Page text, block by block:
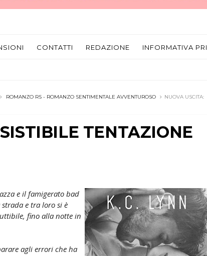
CONTATTI REDAZIONE INFORMATIVA
ROMANZO RS - ROMANZO SENTIMENTALE AVVENTUROSO
NUOVA USCITA:
TENTAZIONE
e il famigerato bad
e tra loro si è
fino alla notte in
agli errori che ha